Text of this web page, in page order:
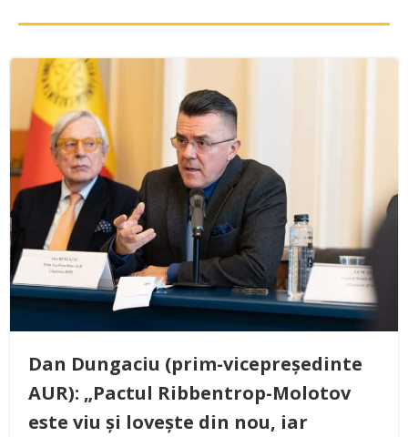
Dan Dungaciu (prim-vicepreședinte
AUR): „Pactul Ribbentrop-Molotov
este viu și lovește din nou, iar